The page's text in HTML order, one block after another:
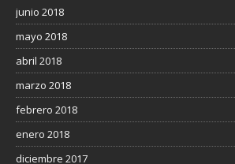
junio 2018
mayo 2018
abril 2018
marzo 2018
febrero 2018
enero 2018
diciembre 2017